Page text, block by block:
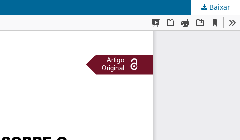
Baixar